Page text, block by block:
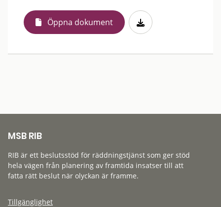
Öppna dokument
MSB RIB
RIB är ett beslutsstöd för räddningstjänst som ger stöd
hela vägen från planering av framtida insatser till att
fatta rätt beslut när olyckan är framme.
Tillgänglighet